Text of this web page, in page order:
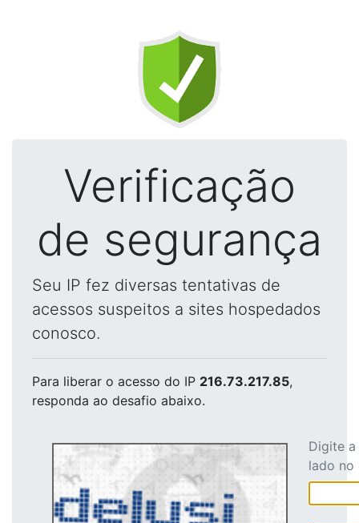
Verificação
de segurança
Seu IP fez diversas tentativas de
acessos suspeitos a sites hospedados
conosco.
Para liberar o acesso do IP 216.73.217.85,
responda ao desafio abaixo.
Digite
lado no